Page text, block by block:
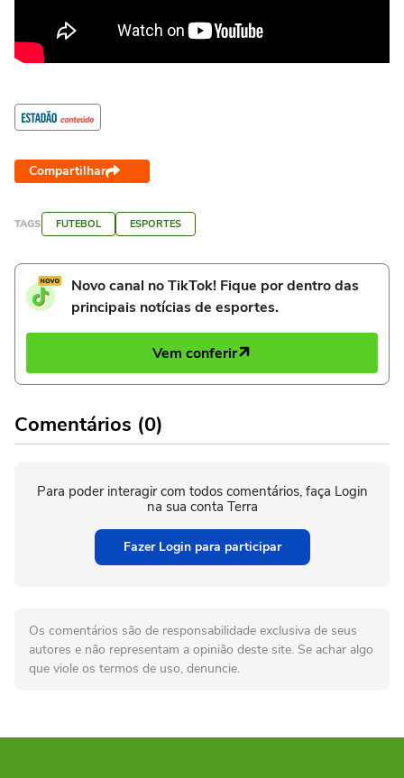
Compartilhar
TAGS FUTEBOL ESPORTES
Novo canal no TikTok! Fique por dentro das
principais notícias de esportes.
Vem conferir
Comentários (0)
Para poder interagir com todos comentários, faça Login
na sua conta Terra
Fazer Login para participar
Os comentários são de responsabilidade exclusiva de seus
autores e não representam a opinião deste site. Se achar algo
que viole os termos de uso, denuncie.